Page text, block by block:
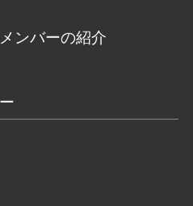
ンバーの紹介